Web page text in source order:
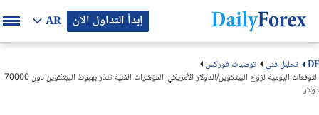
إبدأ التداول الآن AR
DF تحليل فني
توصيات فوركس
التوقعات اليومية لزوج البيتكوين/الدولار الأمريكي: المؤشرات الفنية تنذر بهبوط البيتكوين دون 70000
دولار